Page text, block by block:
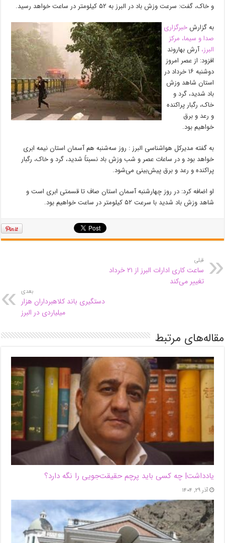
و خاک، گفت: سرعت وزش باد در البرز به ۵۲ کیلومتر در ساعت خواهد رسید.
به گزارشخبرگزاری
صدا و سیما، مرکز
البرز،آرش بهاروند
افزود: از عصر امروز
دوشنبه ۱۶ خرداد در
استان شاهد وزش
باد شدید، گرد و
خاک، رگبار پراکنده
و رعد و برق
خواهیم بود.
به گفته مدیرکل هواشناسی البرز : روز سه‌شنبه هم آسمان استان نیمه ابری
خواهد بود و در ساعات عصر و شب وزش باد نسبتاً شدید، گرد و خاک، رگبار
پراکنده و رعد و برق پیش‌بینی می‌شود.
او اضافه کرد: در روز چهارشنبه آسمان استان صاف تا قسمتی ابری است و
شاهد وزش باد شدید با سرعت ۵۲ کیلومتر در ساعت خواهیم بود.
قبلی
ساعت کاری ادارات البرز از ۲۱ خرداد
تغییر می‌کند
بعدی
دستگیری باند کلاهبرداران هزار
میلیاردی در البرز
مقاله‌های مرتبط
یادداشت| ‌چه کسی باید پرچم حقیقت‌جویی را نگه دارد؟
آذر ۲۹, ۱۴۰۴